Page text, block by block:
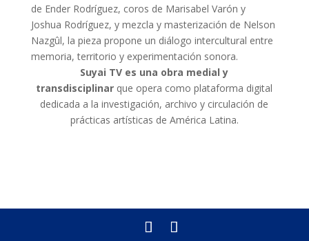
de Ender Rodríguez, coros de Marisabel Varón y
Joshua Rodríguez, y mezcla y masterización de Nelson
Nazgûl, la pieza propone un diálogo intercultural entre
memoria, territorio y experimentación sonora.
Suyai TV es una obra medial y
transdisciplinar que opera como plataforma digital
dedicada a la investigación, archivo y circulación de
prácticas artísticas de América Latina.